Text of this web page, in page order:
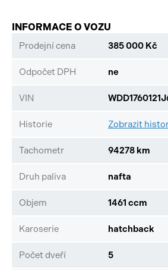
INFORMACE O VOZU
Prodejní cena 385 000 Kč
Odpočet DPH ne
VIN
Historie Zobrazit
Tachometr 94278 km
Druh paliva nafta
Objem 1461 ccm
Karoserie hatchback
Počet dveří 5